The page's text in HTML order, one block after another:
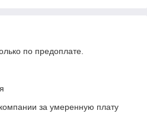
по предоплате.
за умеренную плату